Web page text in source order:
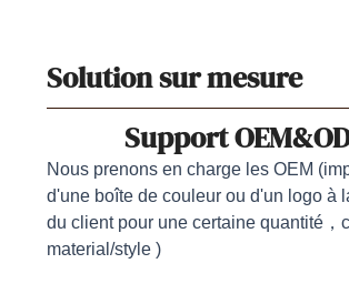
Solution sur mesure
Support
Nous prenons en charge les OEM
d'une boîte de couleur ou d'un logo à
du client pour une certaine quantité，
material/style )